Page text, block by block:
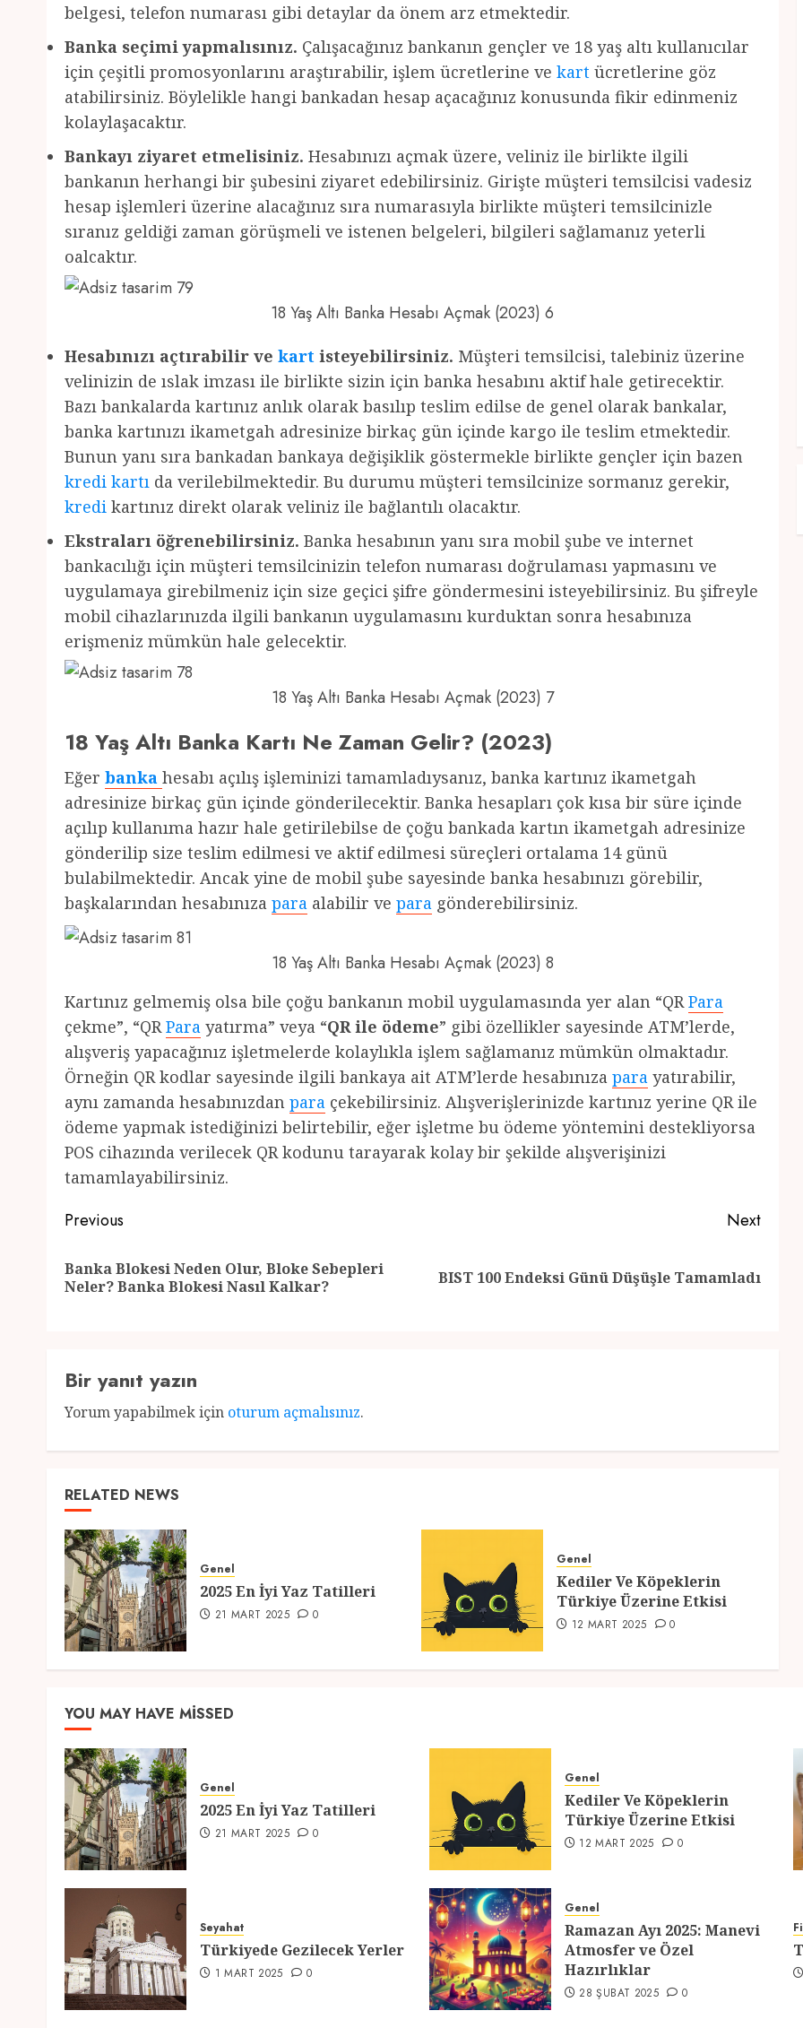
belgesi, telefon numarası gibi detaylar da önem arz etmektedir.
Banka seçimi yapmalısınız. Çalışacağınız bankanın gençler ve 18 yaş altı kullanıcılar
için çeşitli promosyonlarını araştırabilir, işlem ücretlerine ve kart ücretlerine göz
atabilirsiniz. Böylelikle hangi bankadan hesap açacağınız konusunda fikir edinmeniz
kolaylaşacaktır.
Bankayı ziyaret etmelisiniz. Hesabınızı açmak üzere, veliniz ile birlikte ilgili
bankanın herhangi bir şubesini ziyaret edebilirsiniz. Girişte müşteri temsilcisi vadesiz
hesap işlemleri üzerine alacağınız sıra numarasıyla birlikte müşteri temsilcinizle
sıranız geldiği zaman görüşmeli ve istenen belgeleri, bilgileri sağlamanız yeterli
oalcaktır.
18 Yaş Altı Banka Hesabı Açmak (2023) 6
Hesabınızı açtırabilir ve kart isteyebilirsiniz. Müşteri temsilcisi, talebiniz üzerine
velinizin de ıslak imzası ile birlikte sizin için banka hesabını aktif hale getirecektir.
Bazı bankalarda kartınız anlık olarak basılıp teslim edilse de genel olarak bankalar,
banka kartınızı ikametgah adresinize birkaç gün içinde kargo ile teslim etmektedir.
Bunun yanı sıra bankadan bankaya değişiklik göstermekle birlikte gençler için bazen
kredi kartı da verilebilmektedir. Bu durumu müşteri temsilcinize sormanız gerekir,
kredi kartınız direkt olarak veliniz ile bağlantılı olacaktır.
Ekstraları öğrenebilirsiniz. Banka hesabının yanı sıra mobil şube ve internet
bankacılığı için müşteri temsilcinizin telefon numarası doğrulaması yapmasını ve
uygulamaya girebilmeniz için size geçici şifre göndermesini isteyebilirsiniz. Bu şifreyle
mobil cihazlarınızda ilgili bankanın uygulamasını kurduktan sonra hesabınıza
erişmeniz mümkün hale gelecektir.
18 Yaş Altı Banka Hesabı Açmak (2023) 7
18 Yaş Altı Banka Kartı Ne Zaman Gelir? (2023)
Eğer banka hesabı açılış işleminizi tamamladıysanız, banka kartınız ikametgah
adresinize birkaç gün içinde gönderilecektir. Banka hesapları çok kısa bir süre içinde
açılıp kullanıma hazır hale getirilebilse de çoğu bankada kartın ikametgah adresinize
gönderilip size teslim edilmesi ve aktif edilmesi süreçleri ortalama 14 günü
bulabilmektedir. Ancak yine de mobil şube sayesinde banka hesabınızı görebilir,
başkalarından hesabınıza para alabilir ve para gönderebilirsiniz.
18 Yaş Altı Banka Hesabı Açmak (2023) 8
Kartınız gelmemiş olsa bile çoğu bankanın mobil uygulamasında yer alan “QRPara
çekme”, “QRPara yatırma” veya “QR ile ödeme” gibi özellikler sayesinde ATM’lerde,
alışveriş yapacağınız işletmelerde kolaylıkla işlem sağlamanız mümkün olmaktadır.
Örneğin QR kodlar sayesinde ilgili bankaya ait ATM’lerde hesabınıza para yatırabilir,
aynı zamanda hesabınızdan para çekebilirsiniz. Alışverişlerinizde kartınız yerine QR ile
ödeme yapmak istediğinizi belirtebilir, eğer işletme bu ödeme yöntemini destekliyorsa
POS cihazında verilecek QR kodunu tarayarak kolay bir şekilde alışverişinizi
tamamlayabilirsiniz.
Post
navigation
Previous
Previous
Banka Blokesi Neden Olur, Bloke Sebepleri
Neler? Banka Blokesi Nasıl Kalkar?
Next
NextBIST 100 Endeksi Günü Düşüşle Tamamladı
Bir yanıt yazın
Yorum yapabilmek için oturum açmalısınız.
RELATED NEWS
Genel
2025 En İyi Yaz Tatilleri
21 MART 2025 0
Genel
Kediler Ve Köpeklerin
Türkiye Üzerine Etkisi
12 MART 2025 0
YOU MAY HAVE MISSED
Genel
2025 En İyi Yaz Tatilleri
21 MART 2025 0
Genel
Kediler Ve Köpeklerin
Türkiye Üzerine Etkisi
12 MART 2025 0
Seyahat
Türkiyede Gezilecek Yerler
1 MART 2025 0
Genel
Ramazan Ayı 2025: Manevi
Atmosfer ve Özel
Hazırlıklar
28 ŞUBAT 2025 0